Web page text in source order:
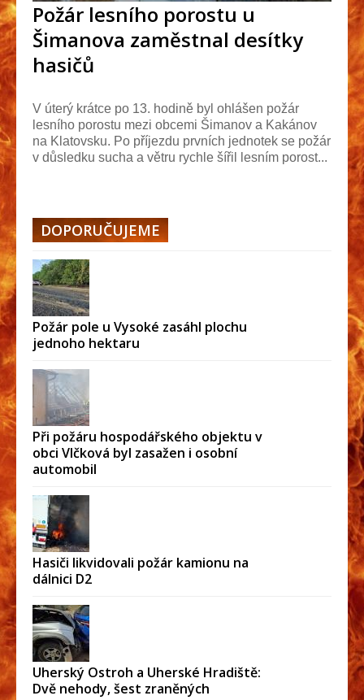
Požár lesního porostu u
Šimanova zaměstnal desítky
hasičů
V úterý krátce po 13. hodině byl ohlášen požár
lesního porostu mezi obcemi Šimanov a Kakánov
na Klatovsku. Po příjezdu prvních jednotek se požár
v důsledku sucha a větru rychle šířil lesním porost...
DOPORUČUJEME
Požár pole u Vysoké zasáhl plochu
jednoho hektaru
Při požáru hospodářského objektu v
obci Vlčková byl zasažen i osobní
automobil
Hasiči likvidovali požár kamionu na
dálnici D2
Uherský Ostroh a Uherské Hradiště:
Dvě nehody, šest zraněných